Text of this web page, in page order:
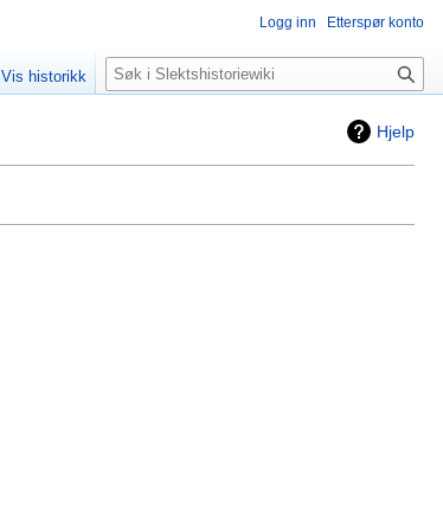
Hjelp
Logg inn Etterspør konto
Vis historikk
Søk